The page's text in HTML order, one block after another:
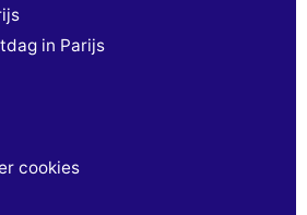
in Parijs
cookies